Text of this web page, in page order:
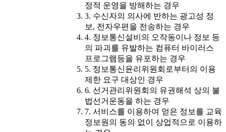
정적 운영을 방해하는 경우
3. 수신자의 의사에 반하는 광고성 정
보, 전자우편을 전송하는 경우
4. 정보통신설비의 오작동이나 정보 등
의 파괴를 유발하는 컴퓨터 바이러스
프로그램등을 유포하는 경우
5. 정보통신윤리위원회로부터의 이용
제한 요구 대상인 경우
6. 선거관리위원회의 유권해석 상의 불
법선거운동을 하는 경우
7. 서비스를 이용하여 얻은 정보를 교육
정보원의 동의 없이 상업적으로 이용하